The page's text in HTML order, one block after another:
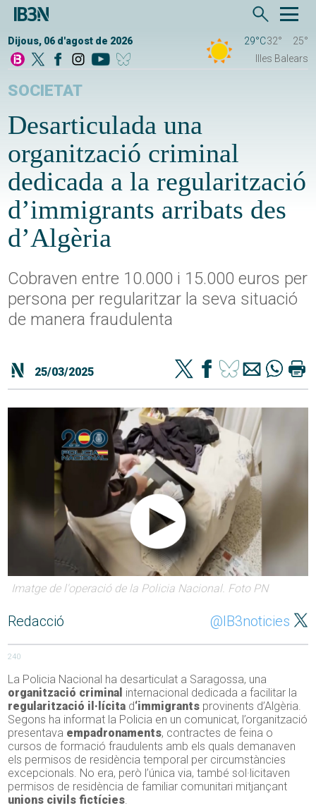
Dijous, 06 d'agost de 2026 29°C32°
25°
Illes Balears
SOCIETAT
Desarticulada una
organització criminal
dedicada a la regularització
d’immigrants arribats des
d’Algèria
Cobraven entre 10.000 i 15.000 euros per
persona per regularitzar la seva situació
de manera fraudulenta
25/03/2025
Imatge de l'operació de la Policia Nacional. Foto PN
Redacció @IB3noticies
240
La Policia Nacional ha desarticulat a Saragossa, una
organització criminal internacional dedicada a facilitar la
regularització il·lícita d‘immigrants provinents d’Algèria.
Segons ha informat la Policia en un comunicat, l’organització
presentava empadronaments, contractes de feina o
cursos de formació fraudulents amb els quals demanaven
els permisos de residència temporal per circumstàncies
excepcionals. No era, però l’única via, també sol·licitaven
permisos de residència de familiar comunitari mitjançant
unions civils fictícies.